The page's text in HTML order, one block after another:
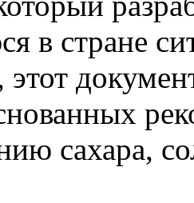
в стране
сахара,